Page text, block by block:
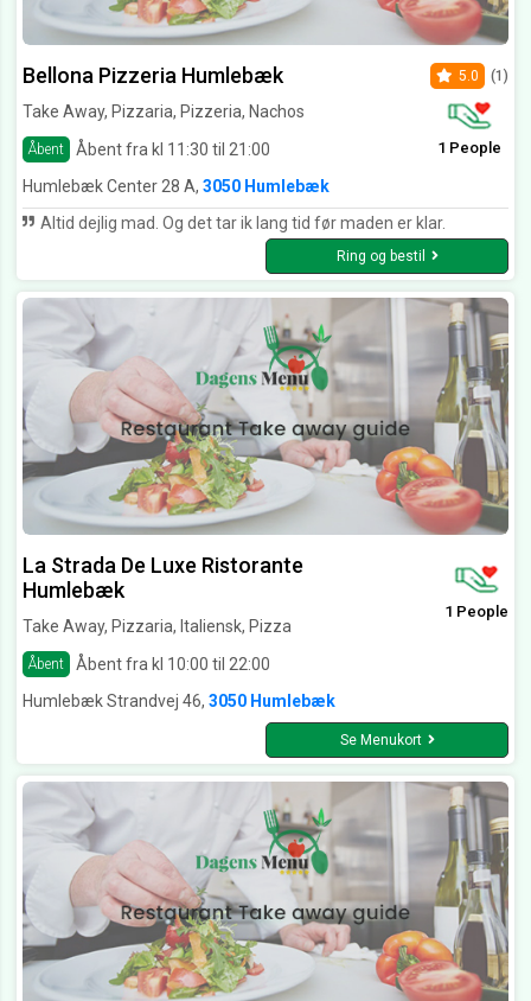
Bellona Pizzeria Humlebæk
Take Away, Pizzaria, Pizzeria, Nachos
Åbent Åbent fra kl 11:30 til 21:00
5.0 (1)
1 People
Humlebæk Center 28 A, 3050 Humlebæk
Altid dejlig mad. Og det tar ik lang tid før maden er klar.
Ring og bestil
La Strada De Luxe Ristorante
Humlebæk
Take Away, Pizzaria, Italiensk, Pizza
Åbent Åbent fra kl 10:00 til 22:00
1 People
Humlebæk Strandvej 46, 3050 Humlebæk
Se Menukort